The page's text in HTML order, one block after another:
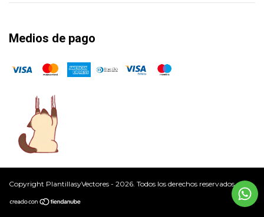
Medios de pago
Copyright PlantillasyVectores - 2026. Todos los derechos reservados.